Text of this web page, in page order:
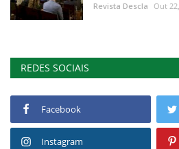
Revista Descla Out
REDES SOCIAIS
Facebook
Instagram